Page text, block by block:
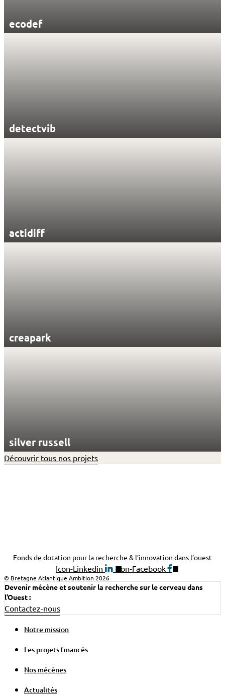
ecodef
detectvib
actidiff
creapark
silver russell
Découvrir tous nos projets
Fonds de dotation pour la recherche & l’innovation dans l’ouest
Icon-Linkedin Icon-Facebook
© Bretagne Atlantique Ambition 2026
Devenir mécène et soutenir la recherche sur le cerveau dans
l’Ouest :
Contactez-nous
Notre mission
Les projets financés
Nos mécènes
Actualités